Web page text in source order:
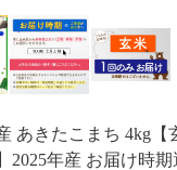
あきたこまち 4kg【
2025年産 お届け時